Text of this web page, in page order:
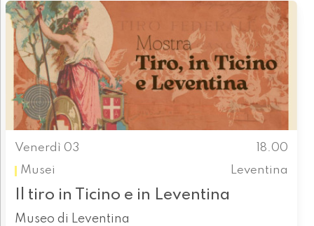
Venerdì 03
18.00
Musei
Leventina
Il tiro in Ticino e in Leventina
Museo di Leventina